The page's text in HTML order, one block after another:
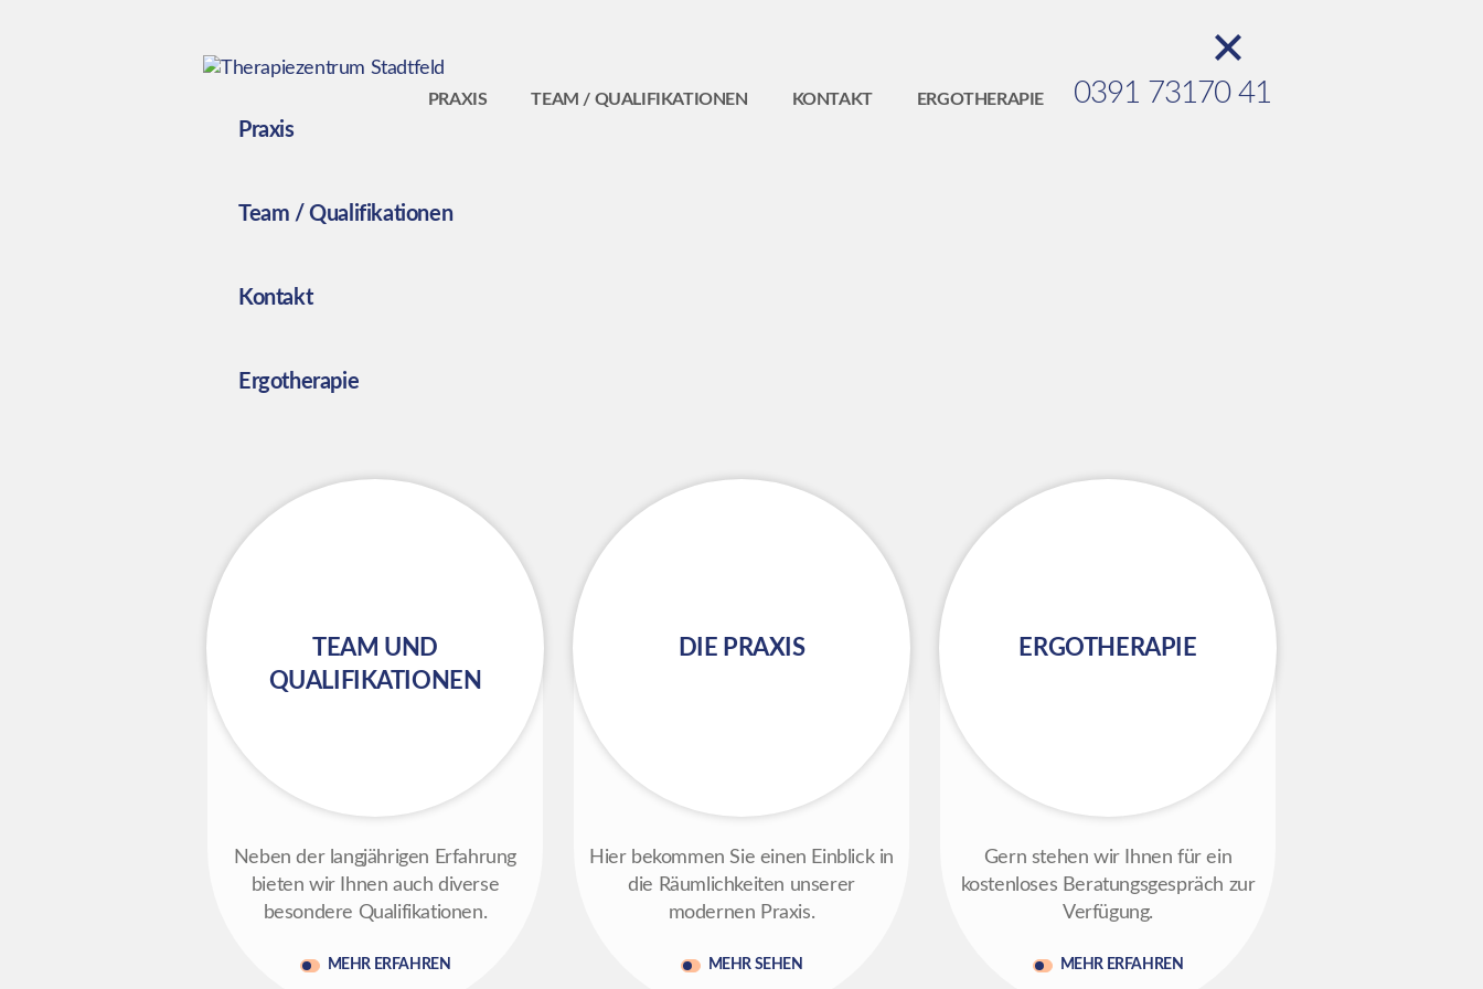
0391 73170 41
PRAXIS TEAM / QUALIFIKATIONEN KONTAKT ERGOTHERAPIE
Praxis
Team / Qualifikationen
Kontakt
Ergotherapie
TEAM UND
QUALIFIKATIONEN
Neben der langjährigen Erfahrung
bieten wir Ihnen auch diverse
besondere Qualifikationen.
MEHR ERFAHREN
DIE PRAXIS
Hier bekommen Sie einen Einblick in
die Räumlichkeiten unserer
modernen Praxis.
MEHR SEHEN
ERGOTHERAPIE
Gern stehen wir Ihnen für ein
kostenloses Beratungsgespräch zur
Verfügung.
MEHR ERFAHREN